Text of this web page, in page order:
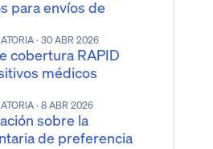
para envíos de
· 30 ABR 2026
cobertura RAPID
médicos
· 8 ABR 2026
sobre la
de preferencia